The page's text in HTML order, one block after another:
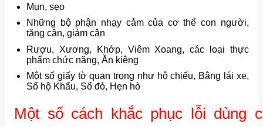
Mụn, sẹo
Những bộ phận nhạy cảm của cơ thể con người,
tăng cân, giảm cân
Rượu, Xương, Khớp, Viêm Xoang, các loại thực
phẩm chức năng, Ăn kiêng
Một số giấy tờ quan trọng như hộ chiếu, Bằng lái xe,
Sổ hộ Khẩu, Sổ đỏ, Hẹn hò
Một số cách khắc phục lỗi dùng